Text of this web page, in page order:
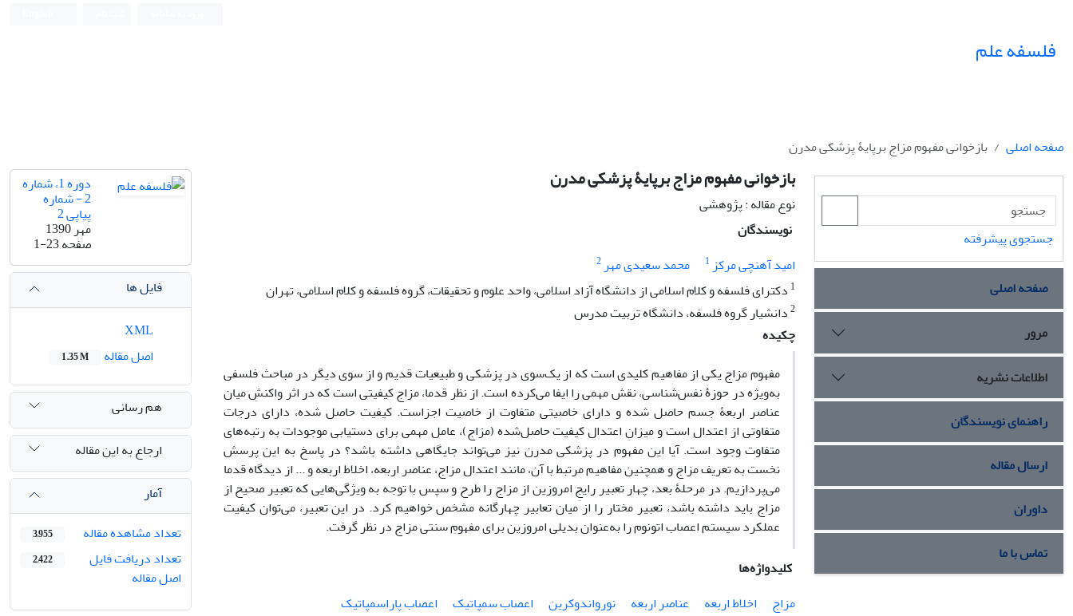
فلسفه علم
صفحه اصلی بازخوانی مفهوم مزاج برپایۀ پزشکی مدرن
بازخوانی مفهوم مزاج برپایۀ پزشکی مدرن
نوع مقاله : پژوهشی
نویسندگان
امید آهنچی مرکز1 محمد سعیدی مهر2
1 دکترای فلسفه و کلام اسلامی از دانشگاه آزاد اسلامی، واحد علوم و تحقیقات، گروه فلسفه و کلام اسلامی، تهران
2دانشیار گروه فلسفه، دانشگاه تربیت مدرس
چکیده
مفهوم مزاج یکی از مفاهیم کلیدی است که از یک‌سوی در پزشکی و طبیعیات قدیم و از سوی دیگر در مباحث فلسفی
به‌ویژه در حوزۀ نفس‌شناسی، نقش مهمی را ایفا می‌کرده است. از نظر قدما، مزاج کیفیتی است که در اثر واکنشِ میان
عناصر اربعۀ جسم حاصل شده و دارای خاصیتی متفاوت از خاصیت اجزاست. کیفیت حاصل شده، دارای درجات
متفاوتی از اعتدال است و میزانِ اعتدال کیفیت حاصل‌شده (مزاج)، عامل مهمی برای دستیابی موجودات به رتبه‌‌های
متفاوت وجود است. آیا این مفهوم در پزشکی مدرن نیز می‌تواند جایگاهی داشته باشد؟ در پاسخ به این پرسش
نخست به تعریف مزاج و همچنین مفاهیم مرتبط با آن، مانند اعتدال مزاج، عناصر اربعه، اخلاط اربعه و ... از دیدگاه قدما
می‌پردازیم. در مرحلۀ بعد، چهار تعبیر رایجِ امروزین از مزاج را طرح و سپس با توجه به ویژگی‌هایی که تعبیر صحیح از
مزاج باید داشته باشد، تعبیر مختار را از میان تعابیر چهارگانه مشخص خواهیم کرد. در این تعبیر، می‌‌توان کیفیت
عملکرد سیستم اعصاب اتونوم را به‌عنوان بدیلی امروزین برای مفهومِ سنتی مزاج در نظر گرفت.
کلیدواژه‌ها
مزاج
اخلاط اربعه عناصر اربعه نورواندوکرین اعصاب سمپاتیک اعصاب پاراسمپاتیک
دوره 1، شماره
2 - شماره
پیاپی 2
مهر 1390
صفحه1-23
فایل ها
اصل مقاله
1.35 M
هم رسانی
ارجاع به این مقاله
آمار
تعداد مشاهده مقاله
3,955
تعداد دریافت فایل
اصل مقاله
2,422
جستجوی پیشرفته
صفحه اصلی
مرور
اطلاعات نشریه
راهنمای نویسندگان
ارسال مقاله
داوران
تماس با ما